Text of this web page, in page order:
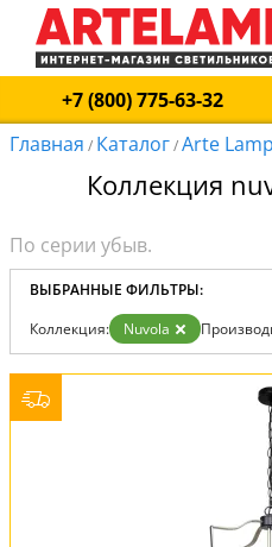
+7 (800) 775-63-32
Главная / Каталог/Arte Lamp
Коллекция
ВЫБРАННЫЕ ФИЛЬТРЫ:
Коллекция: Nuvola